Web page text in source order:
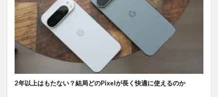
2年以上はもたない？結局どのPixelが長く快適に使えるのか